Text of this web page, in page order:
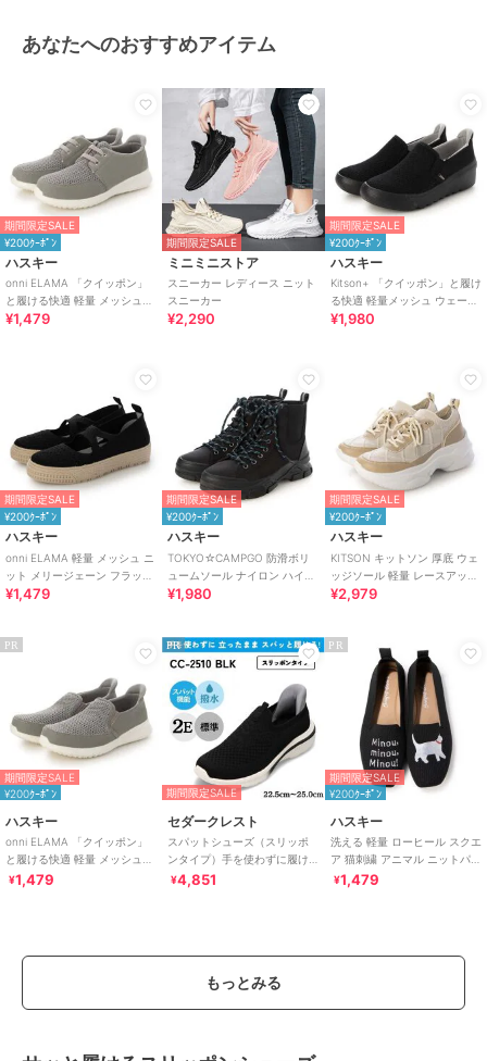
あなたへのおすすめアイテム
期間限定SALE
¥200ｸｰﾎﾟﾝ
ハスキー
onni ELAMA 「クイッポン」
と履ける快適 軽量 メッシュレ
ースアップカジュアルスニー
¥1,479
期間限定SALE
ミニミニストア
スニーカー レディース ニット
スニーカー
¥2,290
期間限定SALE
¥200ｸｰﾎﾟﾝ
ハスキー
Kitson+ 「クイッポン」と履け
る快適 軽量メッシュ ウェーブ
ソール スリッポン スニーカー
¥1,980
期間限定SALE
¥200ｸｰﾎﾟﾝ
ハスキー
onni ELAMA 軽量 メッシュ ニ
ット メリージェーン フラット
シューズ
¥1,479
期間限定SALE
¥200ｸｰﾎﾟﾝ
ハスキー
TOKYO☆CAMPGO 防滑ボリ
ュームソール ナイロン ハイカ
ット防水スニーカー
¥1,980
期間限定SALE
¥200ｸｰﾎﾟﾝ
ハスキー
KITSON キットソン 厚底 ウェ
ッジソール 軽量 レースアップ
ニットスニーカー
¥2,979
PR
期間限定SALE
¥200ｸｰﾎﾟﾝ
ハスキー
onni ELAMA 「クイッポン」
と履ける快適 軽量 メッシュカ
ジュアルスリッポン
¥1,479
PR
期間限定SALE
セダークレスト
スパットシューズ（スリッポ
ンタイプ）手を使わずに履け
る【22.5cm～25.0cm】
¥4,851
PR
期間限定SALE
¥200ｸｰﾎﾟﾝ
ハスキー
洗える 軽量 ローヒール スクエ
ア 猫刺繍 アニマル ニットパン
プス スリッポン オペラシュー
¥1,479
もっとみる